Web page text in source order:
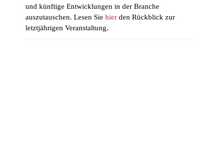
und künftige Entwicklungen in der Branche
auszutauschen. Lesen Siehier den Rückblick zur
letztjährigen Veranstaltung.